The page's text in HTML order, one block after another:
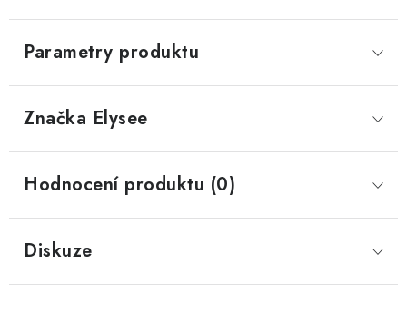
Parametry produktu
Značka Elysee
Hodnocení produktu (0)
Diskuze